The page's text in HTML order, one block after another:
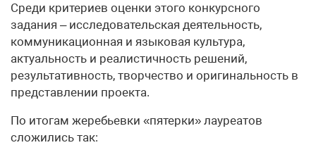
Среди критериев оценки этого конкурсного
задания – исследовательская деятельность,
коммуникационная и языковая культура,
актуальность и реалистичность решений,
результативность, творчество и оригинальность в
представлении проекта.
По итогам жеребьевки «пятерки» лауреатов
сложились так: